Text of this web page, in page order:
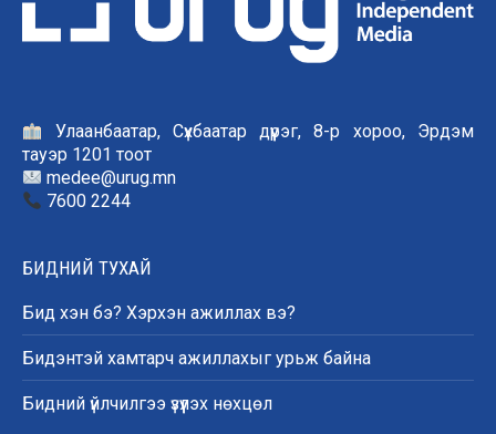
Улаанбаатар, Сүхбаатар дүүрэг, 8-р хороо, Эрдэм
тауэр 1201 тоот
medee@urug.mn
7600 2244
БИДНИЙ ТУХАЙ
Бид хэн бэ? Хэрхэн ажиллах вэ?
Бидэнтэй хамтарч ажиллахыг урьж байна
Бидний үйлчилгээ үзүүлэх нөхцөл